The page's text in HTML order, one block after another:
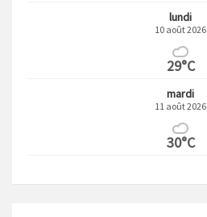
lundi
10 août 2026
29°C
mardi
11 août 2026
30°C